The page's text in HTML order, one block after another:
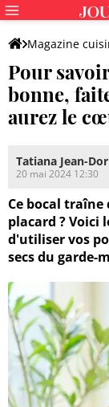
Magazine
Pour
bonne,
aurez le
Tatiana Jean-
20 mai 2024 12:30
Ce bocal
placard ? Voici
d'utiliser vos
secs du garde-